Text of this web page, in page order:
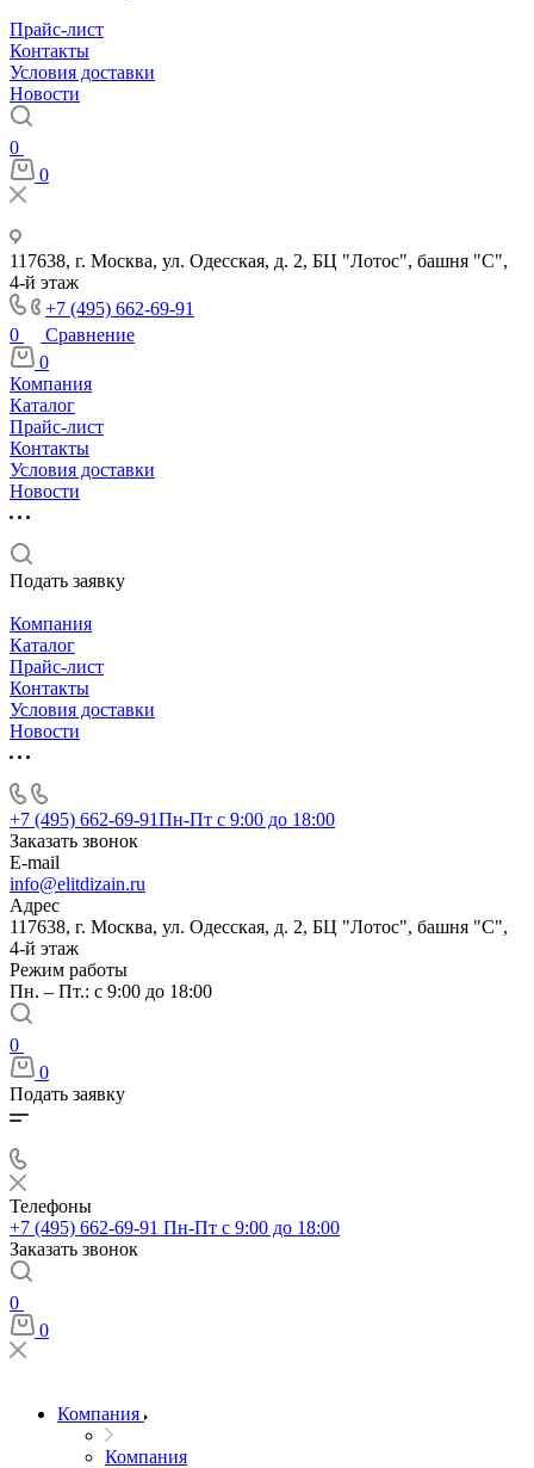
Прайс-лист
Контакты
Условия доставки
Новости
0
0
117638, г. Москва, ул. Одесская, д. 2, БЦ "Лотос", башня "С",
4-й этаж
+7 (495) 662-69-91
0
Сравнение
0
Компания
Каталог
Прайс-лист
Контакты
Условия доставки
Новости
Подать заявку
Компания
Каталог
Прайс-лист
Контакты
Условия доставки
Новости
+7 (495) 662-69-91Пн-Пт c 9:00 до 18:00
Заказать звонок
E-mail
info@elitdizain.ru
Адрес
117638, г. Москва, ул. Одесская, д. 2, БЦ "Лотос", башня "С",
4-й этаж
Режим работы
Пн. – Пт.: с 9:00 до 18:00
0
0
Подать заявку
Телефоны
+7 (495) 662-69-91 Пн-Пт c 9:00 до 18:00
Заказать звонок
0
0
Компания
Компания